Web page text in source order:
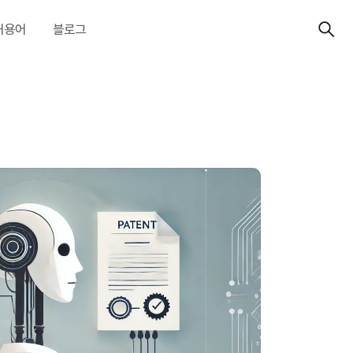
어 블로그